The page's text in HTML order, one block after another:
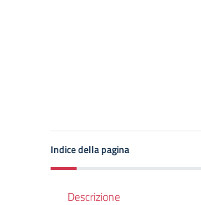
Indice della pagina
Descrizione